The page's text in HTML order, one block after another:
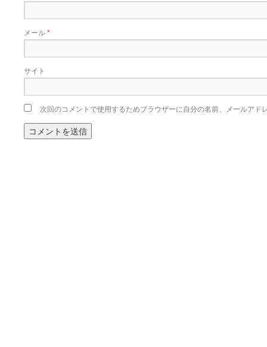
メール*
サイト
次回のコメントで使用するためブラウザーに自分の名前、メールアド